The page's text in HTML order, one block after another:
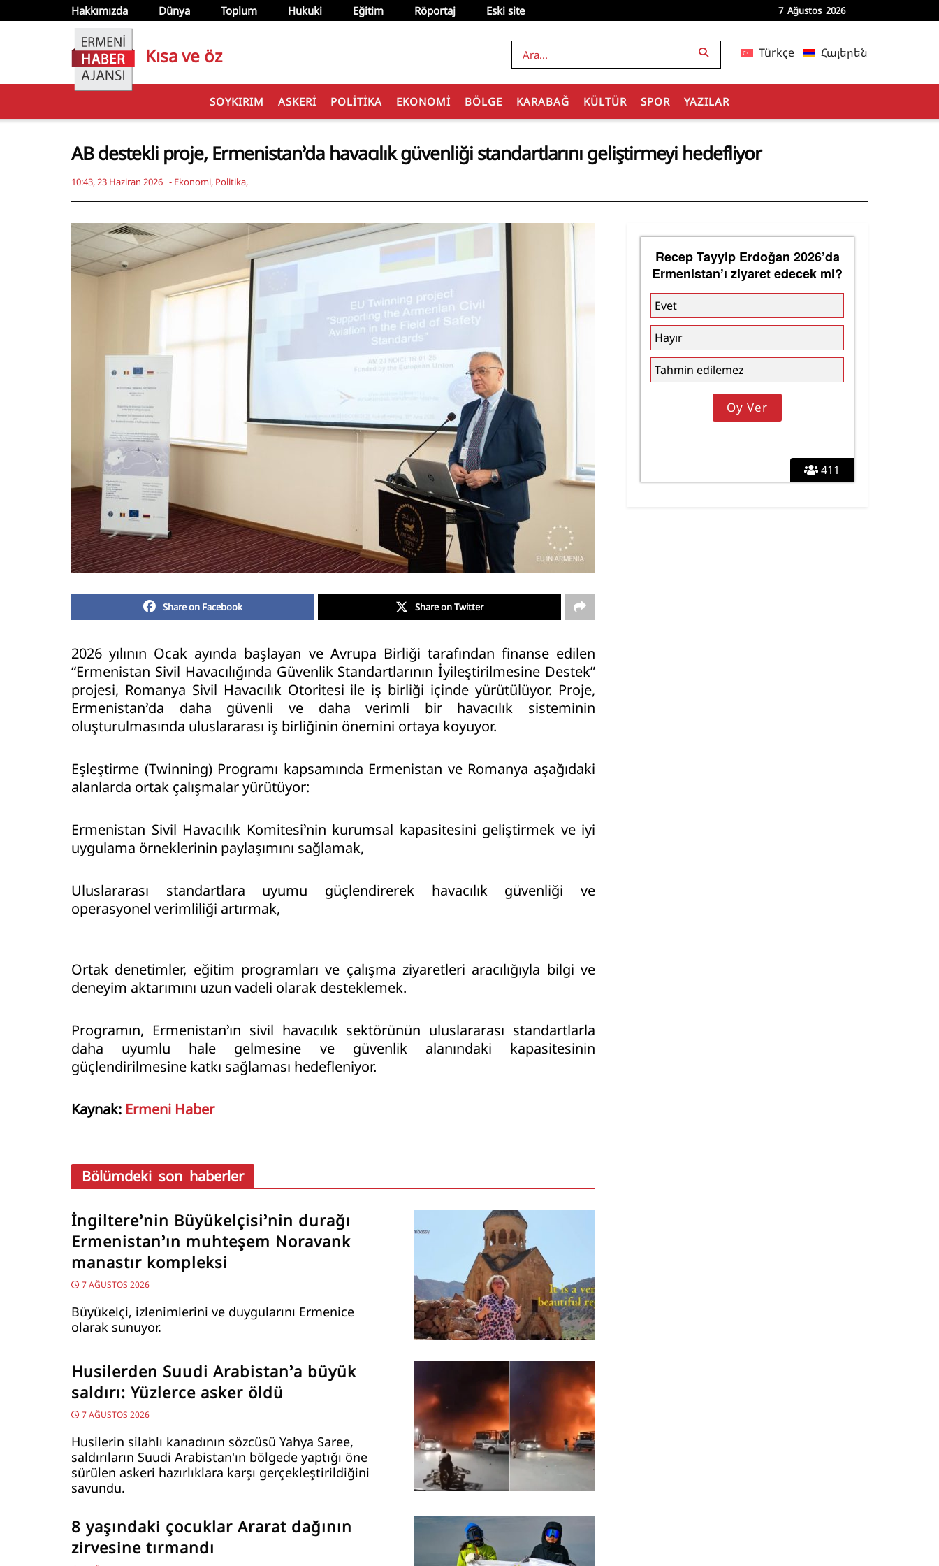
Hakkımızda Dünya Toplum Hukuki Eğitim Röportaj Eski site 7 Ağustos 2026
Kısa ve öz Türkçe Հայերեն
SOYKIRIM ASKERI POLITIKA EKONOMI BÖLGE KARABAĞ KÜLTÜR SPOR YAZILAR
AB destekli proje, Ermenistan’da havacılık güvenliği standartlarını geliştirmeyi hedefliyor
10:43, 23 Haziran 2026 - Ekonomi, Politika,
Share on Facebook Share on Twitter
2026 yılının Ocak ayında başlayan ve Avrupa Birliği tarafından finanse edilen
“Ermenistan Sivil Havacılığında Güvenlik Standartlarının İyileştirilmesine Destek”
projesi, Romanya Sivil Havacılık Otoritesi ile iş birliği içinde yürütülüyor. Proje,
Ermenistan’da daha güvenli ve daha verimli bir havacılık sisteminin
oluşturulmasında uluslararası iş birliğinin önemini ortaya koyuyor.
Eşleştirme (Twinning) Programı kapsamında Ermenistan ve Romanya aşağıdaki
alanlarda ortak çalışmalar yürütüyor:
Ermenistan Sivil Havacılık Komitesi’nin kurumsal kapasitesini geliştirmek ve iyi
uygulama örneklerinin paylaşımını sağlamak,
Uluslararası standartlara uyumu güçlendirerek havacılık güvenliği ve
operasyonel verimliliği artırmak,
Ortak denetimler, eğitim programları ve çalışma ziyaretleri aracılığıyla bilgi ve
deneyim aktarımını uzun vadeli olarak desteklemek.
Programın, Ermenistan’ın sivil havacılık sektörünün uluslararası standartlarla
daha uyumlu hale gelmesine ve güvenlik alanındaki kapasitesinin
güçlendirilmesine katkı sağlaması hedefleniyor.
Kaynak: Ermeni Haber
Bölümdeki son haberler
İngiltere’nin Büyükelçisi’nin durağı
Ermenistan’ın muhteşem Noravank
manastır kompleksi
7 AĞUSTOS 2026
Büyükelçi, izlenimlerini ve duygularını Ermenice
olarak sunuyor.
Husilerden Suudi Arabistan’a büyük
saldırı: Yüzlerce asker öldü
7 AĞUSTOS 2026
Husilerin silahlı kanadının sözcüsü Yahya Saree,
saldırıların Suudi Arabistan'ın bölgede yaptığı öne
sürülen askeri hazırlıklara karşı gerçekleştirildiğini
savundu.
8 yaşındaki çocuklar Ararat dağının
zirvesine tırmandı
411
Recep Tayyip Erdoğan 2026’da
Ermenistan’ı ziyaret edecek mi?
Evet
Hayır
Tahmin edilemez